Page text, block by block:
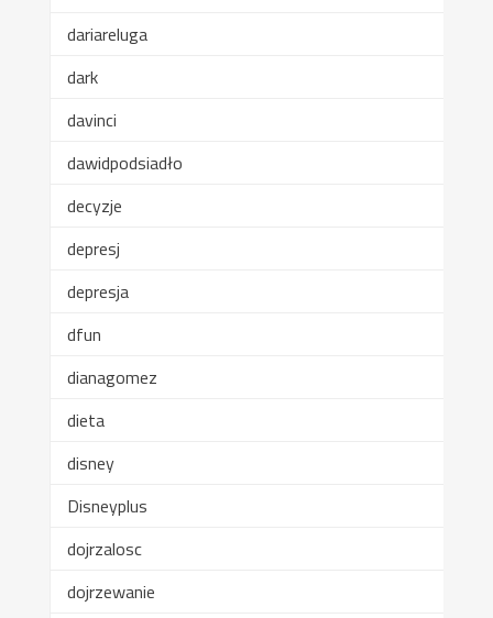
dariareluga
dark
davinci
dawidpodsiadło
decyzje
depresj
depresja
dfun
dianagomez
dieta
disney
Disneyplus
dojrzalosc
dojrzewanie